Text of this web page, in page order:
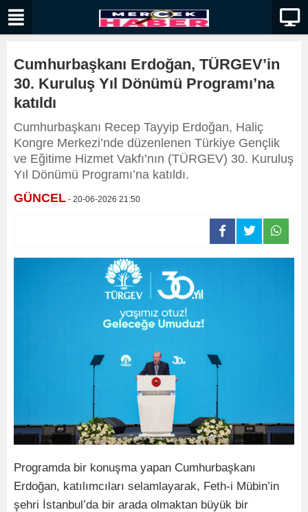
Cumhurbaşkanı Erdoğan, TÜRGEV’in
30. Kuruluş Yıl Dönümü Programı’na
katıldı
Cumhurbaşkanı Recep Tayyip Erdoğan, Haliç
Kongre Merkezi’nde düzenlenen Türkiye Gençlik
ve Eğitime Hizmet Vakfı’nın (TÜRGEV) 30. Kuruluş
Yıl Dönümü Programı’na katıldı.
GÜNCEL - 20-06-2026 21:50
Programda bir konuşma yapan Cumhurbaşkanı
Erdoğan, katılımcıları selamlayarak, Feth-i Mübin’in
şehri İstanbul’da bir arada olmaktan büyük bir